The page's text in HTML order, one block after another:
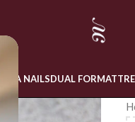
LINEA NAILSDUAL FORM